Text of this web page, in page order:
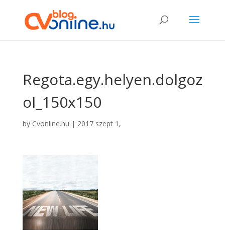
Regota.egy.helyen.dolgoz
ol_150x150
by Cvonline.hu | 2017 szept 1,